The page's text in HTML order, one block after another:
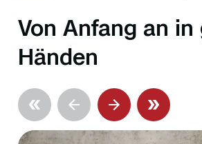
Von Anfang an in
Händen